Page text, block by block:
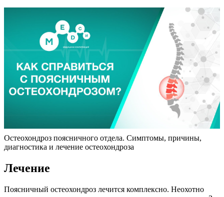
Остеохондроз поясничного отдела. Симптомы, причины,
диагностика и лечение остеохондроза
Лечение
Поясничный остеохондроз лечится комплексно. Неохотно